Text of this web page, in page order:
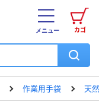
カゴ
メニュー
作業用手袋 天